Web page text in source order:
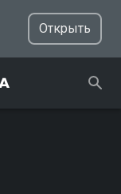
Открыть